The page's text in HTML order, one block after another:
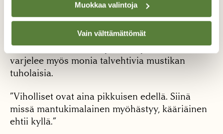
Muokkaa valintoja
Vain välttämättömät
”Sitten on kilpikirvoja ja lukuisia sienitauteja,
joiden pelätään vain lisääntyvän.”
Sama paksu lumipeite joka suojaa mustikkaa
varjelee myös monia talvehtivia mustikan
tuholaisia.
”Viholliset ovat aina pikkuisen edellä. Siinä
missä mantukimalainen myöhästyy, kääriäinen
ehtii kyllä.”